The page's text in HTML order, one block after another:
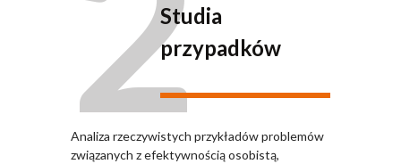
Studia
przypadków
Analiza rzeczywistych przykładów problemów
związanych z efektywnością osobistą,